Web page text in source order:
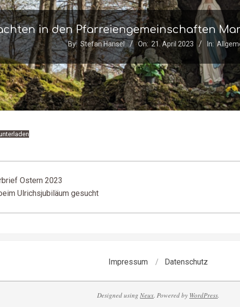
in den Pfarreiengemeinschaften
By: Stefan Hansel On: 21. April 2023 In:
Ostern 2023
Ulrichsjubiläum gesucht
Impressum Datenschutz
Designed using Neux. Powered by WordPress.